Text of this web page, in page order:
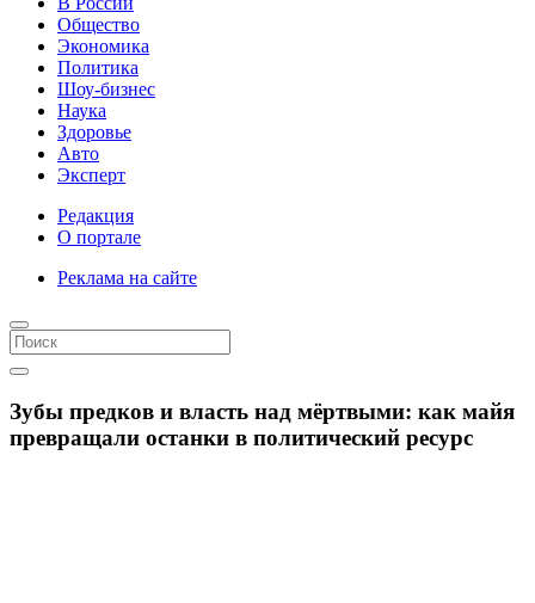
Общество
Экономика
Политика
Шоу-бизнес
Наука
Здоровье
Авто
Эксперт
Редакция
О портале
Реклама на сайте
Зубы предков и власть над мёртвыми: как майя
превращали останки в политический ресурс